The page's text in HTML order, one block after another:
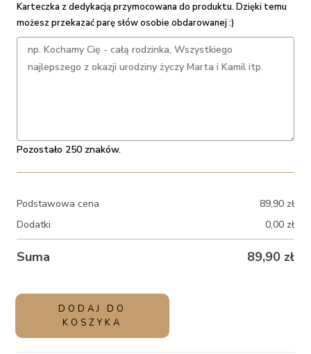
Karteczka z dedykacją przymocowana do produktu. Dzięki temu
możesz przekazać parę słów osobie obdarowanej :)
Pozostało 250 znaków.
Podstawowa cena 89,90 zł
Dodatki
0,00 zł
Suma 89,90 zł
ilość
balon
DODAJ DO
KOSZYKA